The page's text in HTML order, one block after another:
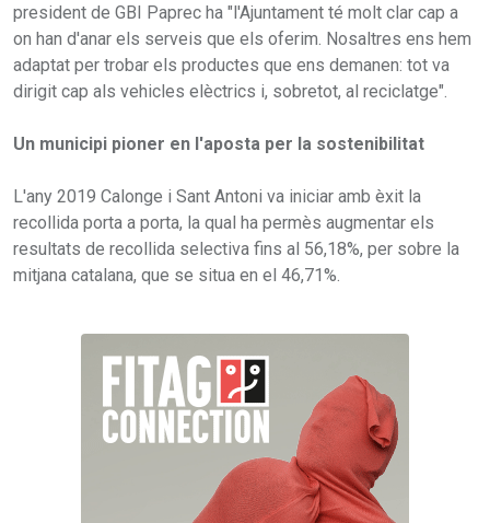
president de GBI Paprec ha "l'Ajuntament té molt clar cap a
on han d'anar els serveis que els oferim. Nosaltres ens hem
adaptat per trobar els productes que ens demanen: tot va
dirigit cap als vehicles elèctrics i, sobretot, al reciclatge".
Un municipi pioner en l'aposta per la sostenibilitat
L'any 2019 Calonge i Sant Antoni va iniciar amb èxit la
recollida porta a porta, la qual ha permès augmentar els
resultats de recollida selectiva fins al 56,18%, per sobre la
mitjana catalana, que se situa en el 46,71%.